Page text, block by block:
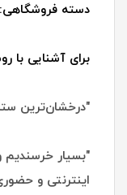
دسته فروشگاهی:
برای آشنایی با
"درخشان‌ترین
"بسیار خرسندیم
اینترنتی و